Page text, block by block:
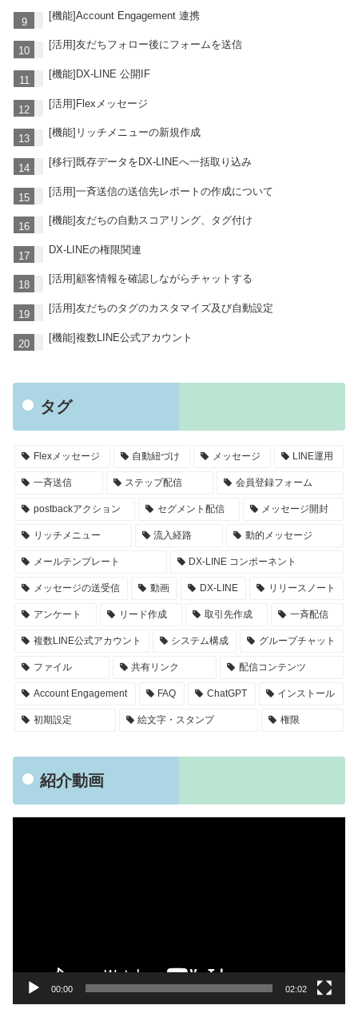
[機能]Account Engagement 連携
[活用]友だちフォロー後にフォームを送信
[機能]DX-LINE 公開IF
[活用]Flexメッセージ
[機能]リッチメニューの新規作成
[移行]既存データをDX-LINEへ一括取り込み
[活用]一斉送信の送信先レポートの作成について
[機能]友だちの自動スコアリング、タグ付け
DX-LINEの権限関連
[活用]顧客情報を確認しながらチャットする
[活用]友だちのタグのカスタマイズ及び自動設定
[機能]複数LINE公式アカウント
タグ
Flexメッセージ 自動紐づけ メッセージ LINE運用
一斉送信 ステップ配信 会員登録フォーム
postbackアクション セグメント配信 メッセージ開封
リッチメニュー 流入経路 動的メッセージ
メールテンプレート DX-LINE コンポーネント
メッセージの送受信 動画 DX-LINE リリースノート
アンケート リード作成 取引先作成 一斉配信
複数LINE公式アカウント システム構成 グループチャット
ファイル 共有リンク 配信コンテンツ
Account Engagement FAQ ChatGPT インストール
初期設定 絵文字・スタンプ 権限
紹介動画
00:00 02:02